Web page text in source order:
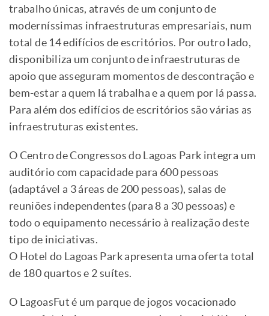
trabalho únicas, através de um conjunto de
moderníssimas infraestruturas empresariais, num
total de 14 edifícios de escritórios. Por outro lado,
disponibiliza um conjunto de infraestruturas de
apoio que asseguram momentos de descontração e
bem-estar a quem lá trabalha e a quem por lá passa.
Para além dos edifícios de escritórios são várias as
infraestruturas existentes.
O Centro de Congressos do Lagoas Park integra um
auditório com capacidade para 600 pessoas
(adaptável a 3 áreas de 200 pessoas), salas de
reuniões independentes (para 8 a 30 pessoas) e
todo o equipamento necessário à realização deste
tipo de iniciativas.
O Hotel do Lagoas Park apresenta uma oferta total
de 180 quartos e 2 suítes.
O LagoasFut é um parque de jogos vocacionado